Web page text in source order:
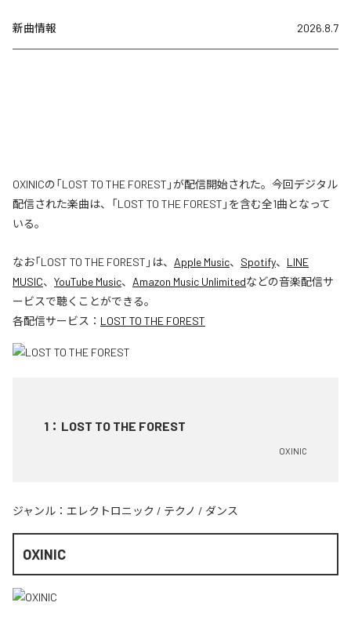
新曲情報 2026.8.7
OXINICの「LOST TO THE FOREST」が配信開始された。今回デジタル
配信された楽曲は、「LOST TO THE FOREST」を含む全1曲となって
いる。
なお「LOST TO THE FOREST 」は、 Apple Music、 Spotify、 LINE
MUSIC、 YouTube Music、 Amazon Music Unlimitedなどの音楽配信サ
ービスで聴くことができる。
各配信サービス： LOST TO THE FOREST
1 ： LOST TO THE FOREST
OXINIC
ジャンル： エレクトロニック / テクノ / ダンス
OXINIC